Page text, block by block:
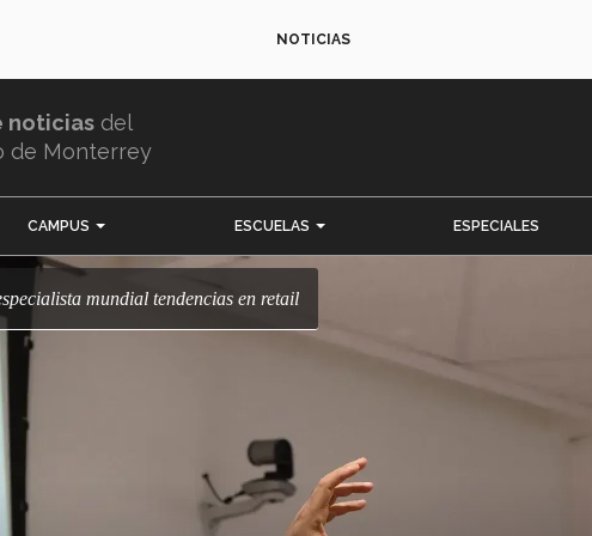
NOTICIAS
noticias del
de Monterrey
CAMPUS ESCUELAS ESPECIALES
mundial tendencias en retail